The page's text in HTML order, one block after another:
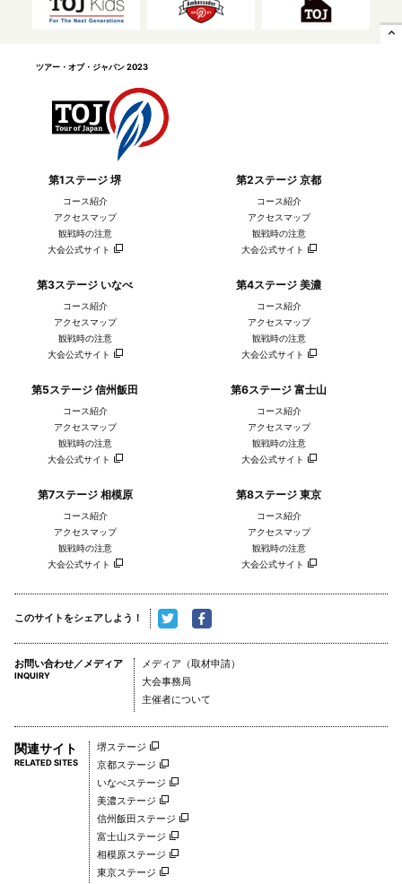
expand_less
ツアー・オブ・ジャパン 2023
第1ステージ 堺
コース紹介
アクセスマップ
観戦時の注意
大会公式サイト
第2ステージ 京都
コース紹介
アクセスマップ
観戦時の注意
大会公式サイト
第3ステージ いなべ
コース紹介
アクセスマップ
観戦時の注意
大会公式サイト
第4ステージ 美濃
コース紹介
アクセスマップ
観戦時の注意
大会公式サイト
第5ステージ 信州飯田
コース紹介
アクセスマップ
観戦時の注意
大会公式サイト
第6ステージ 富士山
コース紹介
アクセスマップ
観戦時の注意
大会公式サイト
第7ステージ 相模原
コース紹介
アクセスマップ
観戦時の注意
大会公式サイト
第8ステージ 東京
コース紹介
アクセスマップ
観戦時の注意
大会公式サイト
このサイトをシェアしよう！
お問い合わせ／メディア
INQUIRY
メディア（取材申請）
大会事務局
主催者について
関連サイト
RELATED SITES
堺ステージ
京都ステージ
いなべステージ
美濃ステージ
信州飯田ステージ
富士山ステージ
相模原ステージ
東京ステージ